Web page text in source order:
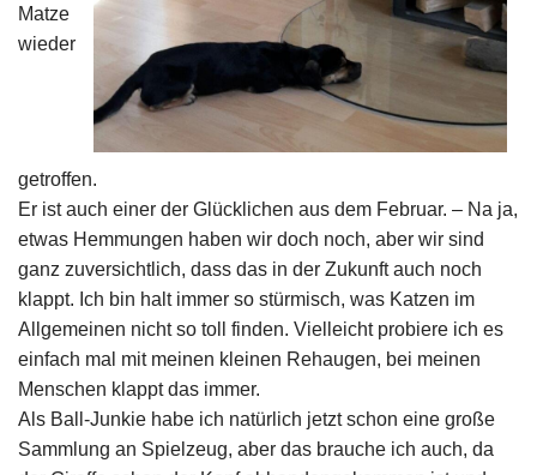
Matze
wieder
getroffen.
Er ist auch einer der Glücklichen aus dem Februar. – Na ja,
etwas Hemmungen haben wir doch noch, aber wir sind
ganz zuversichtlich, dass das in der Zukunft auch noch
klappt. Ich bin halt immer so stürmisch, was Katzen im
Allgemeinen nicht so toll finden. Vielleicht probiere ich es
einfach mal mit meinen kleinen Rehaugen, bei meinen
Menschen klappt das immer.
Als Ball-Junkie habe ich natürlich jetzt schon eine große
Sammlung an Spielzeug, aber das brauche ich auch, da